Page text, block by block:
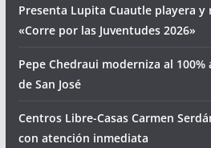
Presenta Lupita Cuautle playera y
«Corre por las Juventudes 2026»
Pepe Chedraui moderniza al
de San José
Centros Libre-Casas Carmen
con atención inmediata